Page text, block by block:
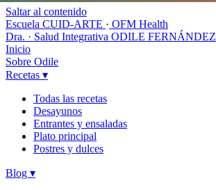
Saltar al contenido
Escuela CUID-ARTE · OFM Health
Dra. · Salud Integrativa ODILE FERNÁNDEZ
Inicio
Sobre Odile
Recetas ▾
Todas las recetas
Desayunos
Entrantes y ensaladas
Plato principal
Postres y dulces
Blog ▾